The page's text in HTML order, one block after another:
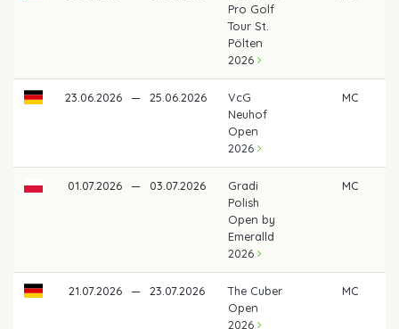
Pro Golf
Tour St.
Pölten
2026
23.06.2026 — 25.06.2026
VcG
Neuhof
Open
2026
MC
01.07.2026 — 03.07.2026
Gradi
Polish
Open by
Emeralld
2026
MC
21.07.2026 — 23.07.2026
The Cuber
Open
2026
MC